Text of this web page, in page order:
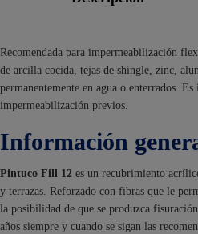
Recomendada para impermeabilización
de arcilla cocida, tejas de shingle, zinc,
permanentemente en agua o enterrados.
impermeabilización previos.
Información
Pintuco Fill 12 es un recubrimiento
y terrazas. Reforzado con fibras que le
la posibilidad de que se produzca
años siempre y cuando se sigan las